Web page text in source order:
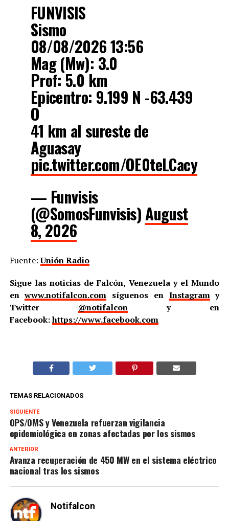
FUNVISIS
Sismo
08/08/2026 13:56
Mag (Mw): 3.0
Prof: 5.0 km
Epicentro: 9.199 N -63.439
O
41 km al sureste de
Aguasay
pic.twitter.com/OE0teLCacy
— Funvisis
(@SomosFunvisis) August
8, 2026
Fuente:Unión Radio
Sigue las noticias de Falcón, Venezuela y el Mundo
enwww.notifalcon.com síguenos en Instagramy
Twitter @notifalcony en
Facebook:https://www.facebook.com
TEMAS RELACIONADOS
SIGUIENTE
OPS/OMS y Venezuela refuerzan vigilancia
epidemiológica en zonas afectadas por los sismos
ANTERIOR
Avanza recuperación de 450 MW en el sistema eléctrico
nacional tras los sismos
Notifalcon